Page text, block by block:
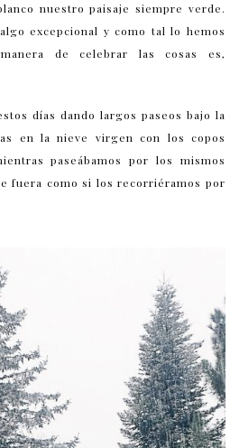
nuestro paisaje siempre verde.
excepcional y como tal lo hemos
de celebrar las cosas es,
días dando largos paseos bajo la
en la nieve virgen con los copos
paseábamos por los mismos
fuera como si los recorriéramos por